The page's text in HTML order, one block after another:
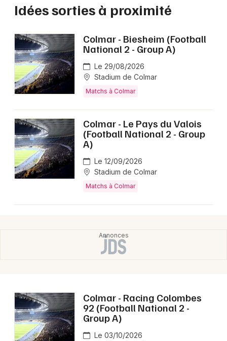
Idées sorties à proximité
Colmar - Biesheim (Football
National 2 - Group A)
Le 29/08/2026
Stadium de Colmar
Matchs à Colmar
Colmar - Le Pays du Valois
(Football National 2 - Group
A)
Le 12/09/2026
Stadium de Colmar
Matchs à Colmar
Colmar - Racing Colombes
92 (Football National 2 -
Group A)
Le 03/10/2026